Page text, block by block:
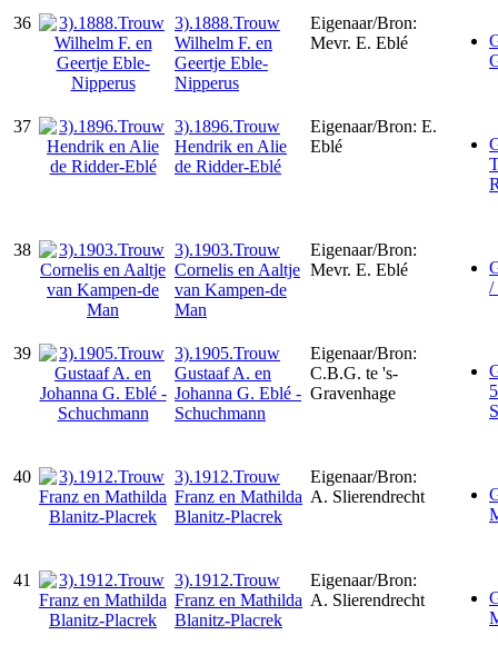
36
3).1888.Trouw
Wilhelm F. en
Geertje Eble-
Nipperus
Eigenaar/Bron:
Mevr. E. Eblé
37
3).1896.Trouw
Hendrik en Alie
de Ridder-Eblé
Eigenaar/Bron: E.
Eblé
38
3).1903.Trouw
Cornelis en Aaltje
van Kampen-de
Man
Eigenaar/Bron:
Mevr. E. Eblé
/
39
3).1905.Trouw
Gustaaf A. en
Johanna G. Eblé -
Schuchmann
Eigenaar/Bron:
C.B.G. te 's-
Gravenhage
40
3).1912.Trouw
Franz en Mathilda
Blanitz-Placrek
Eigenaar/Bron:
A. Slierendrecht
41
3).1912.Trouw
Franz en Mathilda
Blanitz-Placrek
Eigenaar/Bron:
A. Slierendrecht